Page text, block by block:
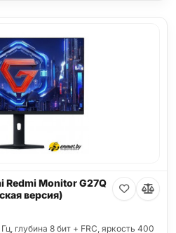
Redmi Monitor G27Q
версия)
глубина 8 бит + FRC, яркость 400